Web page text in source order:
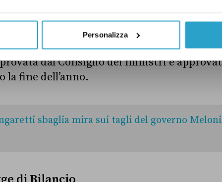
Personalizza
cifre non tengono in considerazione
stanziare con la prossima legge di
dal Consiglio dei ministri e
la fine dell’anno.
sbaglia mira sui tagli del governo Meloni